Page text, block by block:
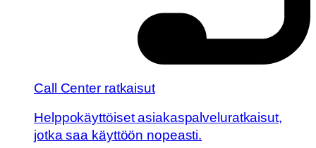
Call Center ratkaisut
Helppokäyttöiset asiakaspalveluratkaisut,
jotka saa käyttöön nopeasti.